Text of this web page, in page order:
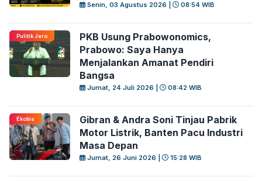
Senin, 03 Agustus 2026 | 08:54 WIB
Pulitik Jero
PKB Usung Prabowonomics,
Prabowo: Saya Hanya
Menjalankan Amanat Pendiri
Bangsa
Jumat, 24 Juli 2026 | 08:42 WIB
Ékobis
Gibran & Andra Soni Tinjau Pabrik
Motor Listrik, Banten Pacu Industri
Masa Depan
Jumat, 26 Juni 2026 | 15:28 WIB